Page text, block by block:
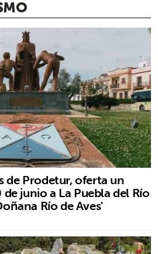
de Prodetur, oferta un
junio a La Puebla del Río
Río de Aves'